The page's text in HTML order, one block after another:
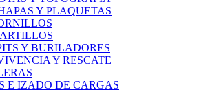
Y PLAQUETAS
Y BURILADORES
Y RESCATE
E IZADO DE CARGAS